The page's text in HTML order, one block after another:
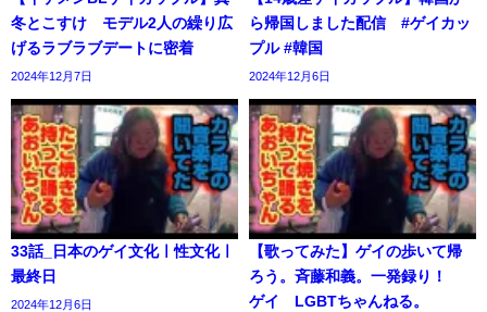
冬とこすけ モデル2人の繰り広
げるラブラブデートに密着
2024年12月7日
ら帰国しました配信 #ゲイカッ
プル #韓国
2024年12月6日
33話_日本のゲイ文化ㅣ性文化ㅣ
最終日
2024年12月6日
【歌ってみた】ゲイの歩いて帰
ろう。斉藤和義。一発録り！
ゲイ LGBTちゃんねる。